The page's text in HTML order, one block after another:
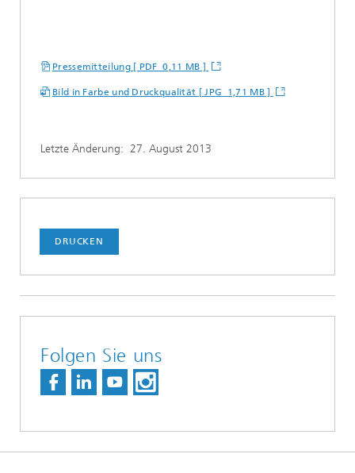
Pressemitteilung [ PDF 0,11 MB ]
Bild in Farbe und Druckqualität [ JPG 1,71 MB ]
Letzte Änderung: 27. August 2013
DRUCKEN
Folgen Sie uns